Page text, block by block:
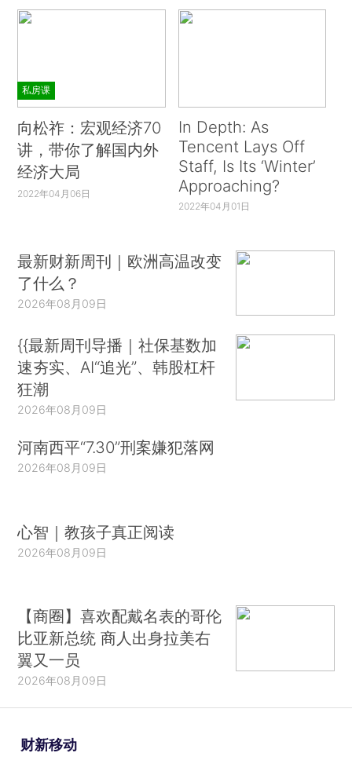
私房课
向松祚：宏观经济70
讲，带你了解国内外
经济大局
2022年04月06日
In Depth: As
Tencent Lays Off
Staff, Is Its ‘Winter’
Approaching?
2022年04月01日
最新财新周刊｜欧洲高温改变
了什么？
2026年08月09日
{{最新周刊导播｜社保基数加
速夯实、AI“追光”、韩股杠杆
狂潮
2026年08月09日
河南西平“7.30”刑案嫌犯落网
2026年08月09日
心智｜教孩子真正阅读
2026年08月09日
【商圈】喜欢配戴名表的哥伦
比亚新总统 商人出身拉美右
翼又一员
2026年08月09日
财新移动